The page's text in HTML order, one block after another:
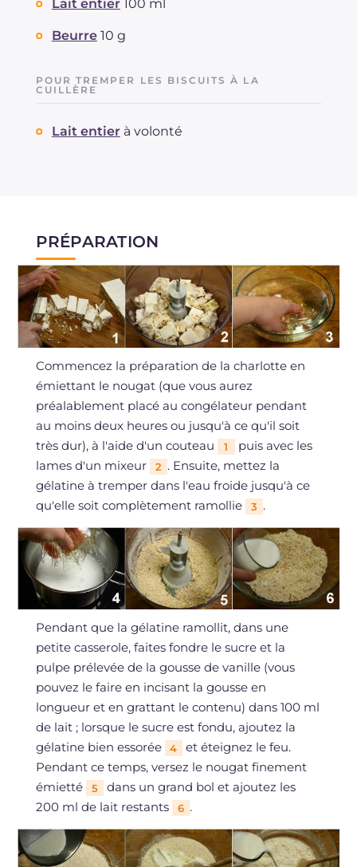
Lait entier 100 ml
Beurre 10 g
POUR TREMPER LES BISCUITS À LA
CUILLÈRE
Lait entier à volonté
PRÉPARATION
Commencez la préparation de la charlotte en
émiettant le nougat (que vous aurez
préalablement placé au congélateur pendant
au moins deux heures ou jusqu'à ce qu'il soit
très dur), à l'aide d'un couteau
1
puis avec les
lames d'un mixeur
2 . Ensuite, mettez la
gélatine à tremper dans l'eau froide jusqu'à ce
qu'elle soit complètement ramollie
3 .
Pendant que la gélatine ramollit, dans une
petite casserole, faites fondre le sucre et la
pulpe prélevée de la gousse de vanille (vous
pouvez le faire en incisant la gousse en
longueur et en grattant le contenu) dans 100 ml
de lait ; lorsque le sucre est fondu, ajoutez la
gélatine bien essorée
4
et éteignez le feu.
Pendant ce temps, versez le nougat finement
émietté
5
dans un grand bol et ajoutez les
200 ml de lait restants
6 .